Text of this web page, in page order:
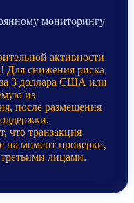
мониторингу
активности
Для снижения риска
3 доллара США или
из
после размещения
что транзакция
на момент проверки,
лицами.